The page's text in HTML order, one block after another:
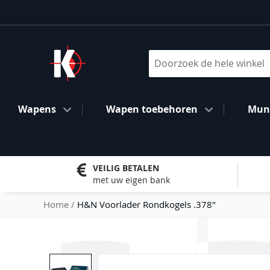
naar
inhoud
Wapens Wapen toebehoren
VEILIG BETALEN
met uw eigen bank
Home H&N Voorlader Rondkogels .378"